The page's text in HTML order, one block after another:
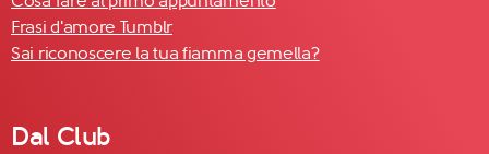
Frasi d'amore Tumblr
Sai riconoscere la tua fiamma gemella?
Dal Club